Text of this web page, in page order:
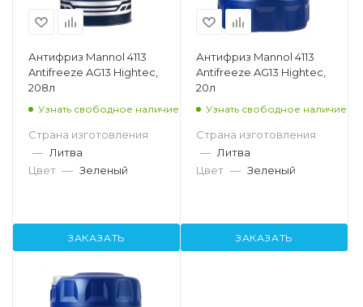
Антифриз Mannol 4113
Antifreeze AG13 Hightec,
208л
Узнать свободное наличие
Страна изготовления
— Литва
Цвет — Зеленый
ЗАКАЗАТЬ
Антифриз Mannol 4113
Antifreeze AG13 Hightec,
20л
Узнать свободное наличие
Страна изготовления
— Литва
Цвет — Зеленый
ЗАКАЗАТЬ